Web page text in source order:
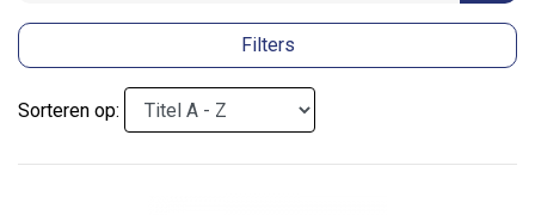
Filters
Sorteren op: